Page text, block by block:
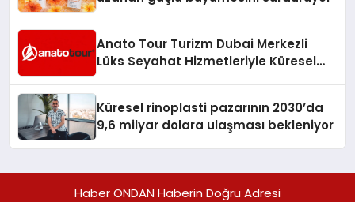
Anato Tour Turizm Dubai Merkezli
Lüks Seyahat Hizmetleriyle Küresel
Küresel rinoplasti pazarının 2030’da
9,6 milyar dolara ulaşması bekleniyor
Haber ONDAN Haberin Doğru Adresi